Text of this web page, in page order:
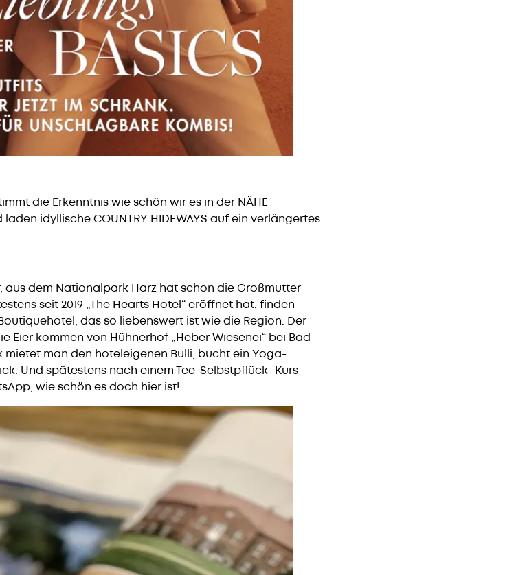
die Erkenntnis wie schön wir es in der NÄHE
idyllische COUNTRY HIDEWAYS auf ein verlängertes
aus dem Nationalpark Harz hat schon die Großmutter
seit 2019 „The Hearts Hotel“ eröffnet hat, finden
das so liebenswert ist wie die Region. Der
Eier kommen von Hühnerhof „Heber Wiesenei“ bei Bad
mietet man den hoteleigenen Bulli, bucht ein Yoga-
Und spätestens nach einem Tee-Selbstpflück- Kurs
wie schön es doch hier ist!…